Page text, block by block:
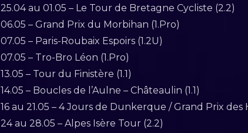
25.04 au 01.05 – Le Tour de Bretagne Cycliste (2.2)
06.05 – Grand Prix du Morbihan (1.Pro)
07.05 – Paris-Roubaix Espoirs (1.2U)
07.05 – Tro-Bro Léon (1.Pro)
13.05 – Tour du Finistère (1.1)
14.05 – Boucles de l’Aulne – Châteaulin (1.1)
16 au 21.05 – 4 Jours de Dunkerque / Grand Prix
24 au 28.05 – Alpes Isère Tour (2.2)